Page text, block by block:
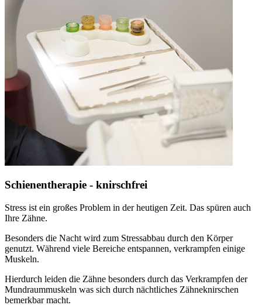
Schienentherapie - knirschfrei
Stress ist ein großes Problem in der heutigen Zeit. Das spüren auch
Ihre Zähne.
Besonders die Nacht wird zum Stressabbau durch den Körper
genutzt. Während viele Bereiche entspannen, verkrampfen einige
Muskeln.
Hierdurch leiden die Zähne besonders durch das Verkrampfen der
Mundraummuskeln was sich durch nächtliches Zähneknirschen
bemerkbar macht.